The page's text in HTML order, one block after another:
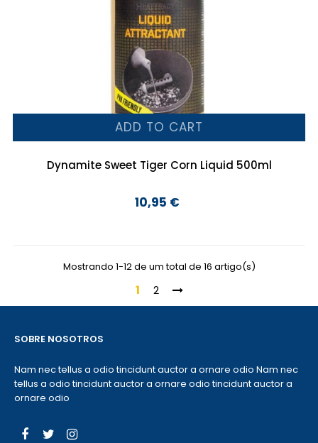
ADD TO CART
Dynamite Sweet Tiger Corn Liquid 500ml
Preço
10,95 €
Mostrando 1-12 de um total de 16 artigo(s)
1 2
SOBRE NOSOTROS
Nam nec tellus a odio tincidunt auctor a ornare odio Nam nec
tellus a odio tincidunt auctor a ornare odio tincidunt auctor a
ornare odio
Facebook
Twitter